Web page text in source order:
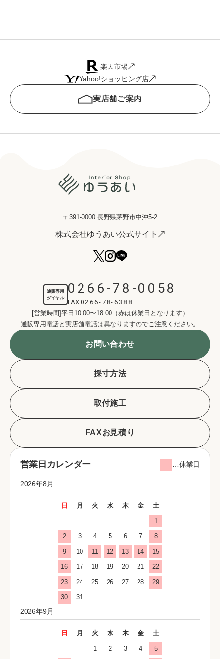
楽天市場
Yahoo!ショッピング店
実店舗ご案内
〒391-0000 長野県茅野市中沖5-2
株式会社ゆうあい公式サイト
通販専用
ダイヤル
0266-78-0058
FAX:0266-78-6388
[営業時間]平日10:00〜18:00（赤は休業日となります）
通販専用電話と実店舗電話は異なりますのでご注意ください。
お問い合わせ
採寸方法
取付施工
FAXお見積り
営業日カレンダー …休業日
2026年8月
日 月 火 水 木 金 土
1
2 3 4 5 6 7 8
9 10 11 12 13 14 15
16 17 18 19 20 21 22
23 24 25 26 27 28 29
30 31
2026年9月
日 月 火 水 木 金 土
1 2 3 4 5